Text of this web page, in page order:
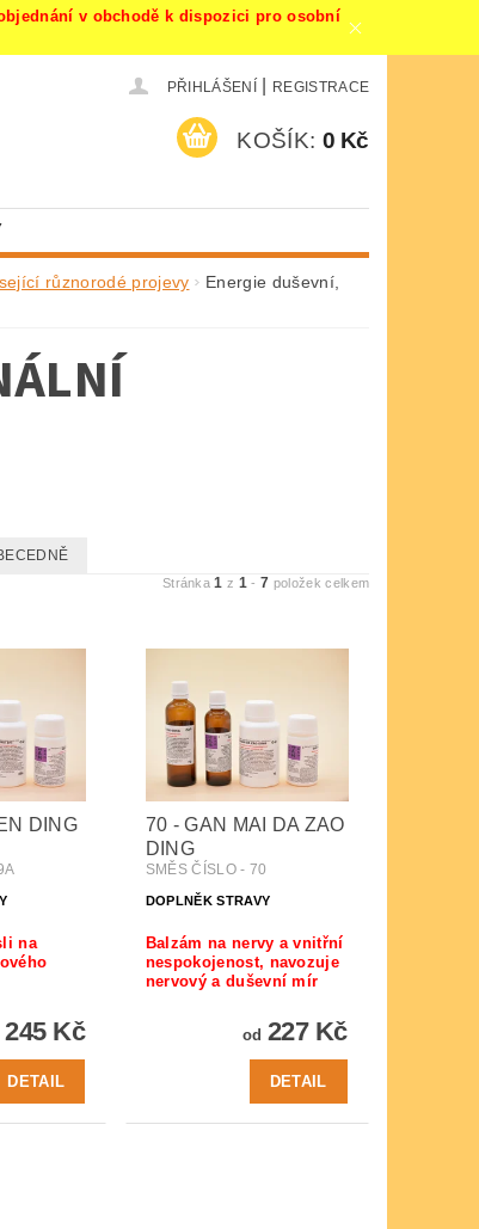
objednání v obchodě k dispozici pro osobní
PŘIHLÁŠENÍ REGISTRACE
KOŠÍK: 0 Kč
různorodé projevy
Energie duševní,
Stránka1 z 1 -7 položek celkem
DING
na
245 Kč
DETAIL
70 - GAN MAI DA ZAO
DING
SMĚS ČÍSLO - 70
DOPLNĚK STRAVY
Balzám na nervy a vnitřní
nespokojenost, navozuje
nervový a duševní mír
od 227 Kč
DETAIL